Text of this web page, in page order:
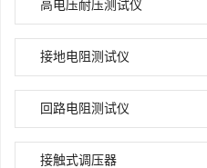
高电压耐压测试仪
接地电阻测试仪
回路电阻测试仪
接触式调压器